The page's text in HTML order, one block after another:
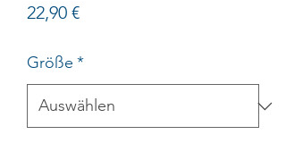
22,90 €Preis
Größe *